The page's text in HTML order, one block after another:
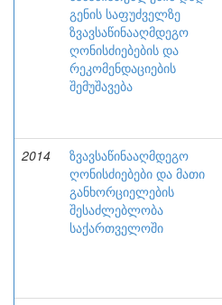
გენის საფუძველზე
ზვავსაწინააღმდეგო
ღონისძიებების და
რეკომენდაციების
შემუშავება
2014
ზვავსაწინააღმდეგო
ღონისძიებები და მათი
განხორციელების
შესაძლებლობა
საქართველოში